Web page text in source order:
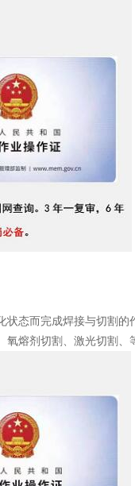
态而完成焊接与切割
熔剂切割、激光切割、